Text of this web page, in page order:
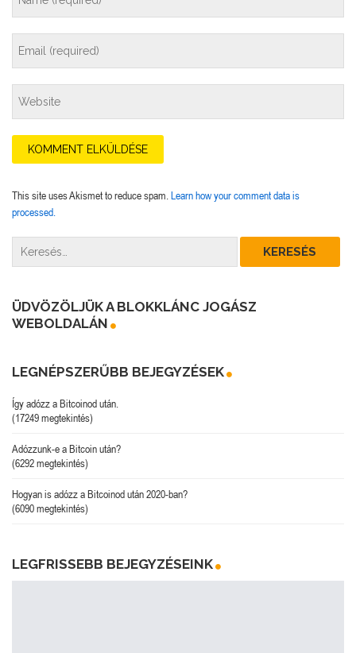
This site uses Akismet to reduce spam. Learn how your comment data is
processed.
ÜDVÖZÖLJÜK A BLOKKLÁNC JOGÁSZ
WEBOLDALÁN
LEGNÉPSZERŰBB BEJEGYZÉSEK
Így adózz a Bitcoinod után.
(17249 megtekintés)
Adózzunk-e a Bitcoin után?
(6292 megtekintés)
Hogyan is adózz a Bitcoinod után 2020-ban?
(6090 megtekintés)
LEGFRISSEBB BEJEGYZÉSEINK